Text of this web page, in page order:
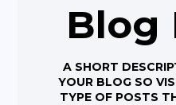
Blog
A SHORT
YOUR BLOG SO
TYPE OF POSTS